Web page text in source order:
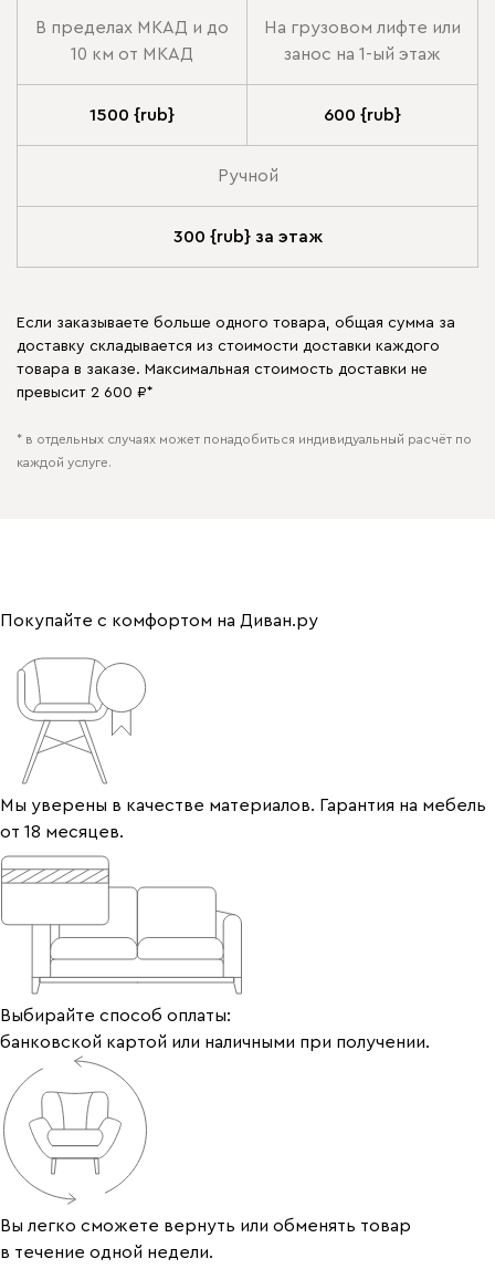
В пределах МКАД и до
10 км от МКАД
На грузовом лифте или
занос на 1-ый этаж
1500 {rub} 600 {rub}
Ручной
300 {rub} за этаж
Если заказываете больше одного товара, общая сумма за
доставку складывается из стоимости доставки каждого
товара в заказе. Максимальная стоимость доставки не
превысит 2 600 ₽*
* в отдельных случаях может понадобиться индивидуальный расчёт по
каждой услуге.
Покупайте с комфортом на Диван.ру
Мы уверены в качестве материалов. Гарантия на мебель
от 18 месяцев.
Выбирайте способ оплаты:
банковской картой или наличными при получении.
Вы легко сможете вернуть или обменять товар
в течение одной недели.